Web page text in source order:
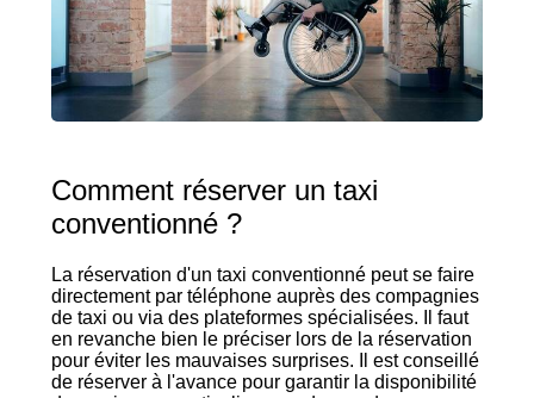
Comment réserver un taxi
conventionné ?
La réservation d'un taxi conventionné peut se faire
directement par téléphone auprès des compagnies
de taxi ou via des plateformes spécialisées. Il faut
en revanche bien le préciser lors de la réservation
pour éviter les mauvaises surprises. Il est conseillé
de réserver à l'avance pour garantir la disponibilité